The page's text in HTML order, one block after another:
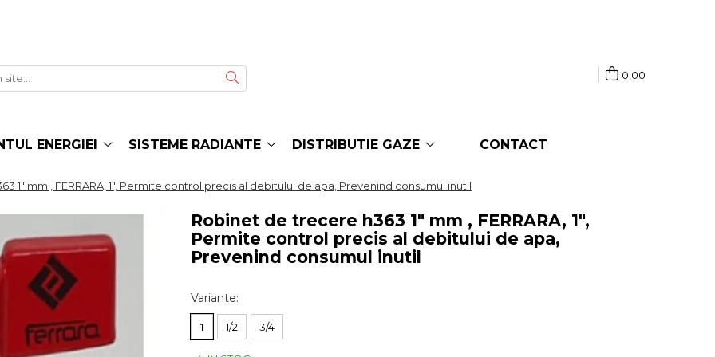
0,00
ENERGIEI SISTEME RADIANTE DISTRIBUTIE GAZE CONTACT
1" mm , FERRARA, 1", Permite control precis al debitului de apa, Prevenind consumul inutil
Robinet de trecere h363 1" mm , FERRARA, 1",
Permite control precis al debitului de apa,
Prevenind consumul inutil
Variante:
1 1/2 3/4